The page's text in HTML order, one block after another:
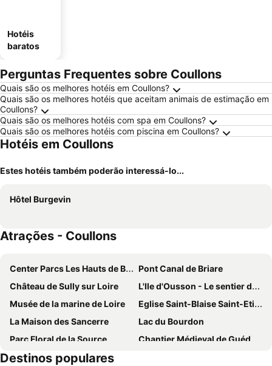
Hotéis
baratos
Perguntas Frequentes sobre Coullons
Quais são os melhores hotéis em Coullons?
Quais são os melhores hotéis que aceitam animais de estimação em
Coullons?
Quais são os melhores hotéis com spa em Coullons?
Quais são os melhores hotéis com piscina em Coullons?
Hotéis em Coullons
Estes hotéis também poderão interessá-lo...
Hôtel Burgevin
Atrações - Coullons
Center Parcs Les Hauts de Bruyères
Pont Canal de Briare
Château de Sully sur Loire
L'Ile d'Ousson - Le sentier de Gaston
Musée de la marine de Loire
Eglise Saint-Blaise Saint-Etienne
La Maison des Sancerre
Lac du Bourdon
Parc Floral de la Source
Chantier Médieval de Guédelon
Destinos populares